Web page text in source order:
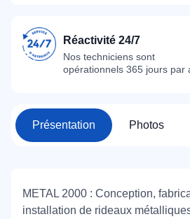
Réactivité 24/7
Nos techniciens sont
opérationnels 365 jours par
Présentation Photos
METAL 2000 : Conception,
installation de rideaux